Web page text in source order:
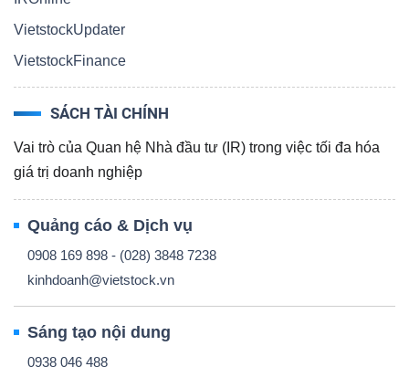
VietstockUpdater
VietstockFinance
SÁCH TÀI CHÍNH
Vai trò của Quan hệ Nhà đầu tư (IR) trong việc tối đa hóa
giá trị doanh nghiệp
Quảng cáo & Dịch vụ
0908 169 898 - (028) 3848 7238
kinhdoanh@vietstock.vn
Sáng tạo nội dung
0938 046 488
đầu
thông
tài
chính